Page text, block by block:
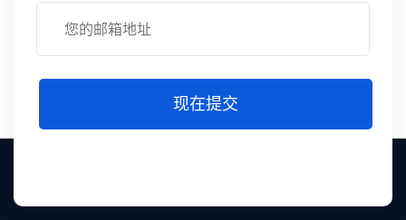
现在提交